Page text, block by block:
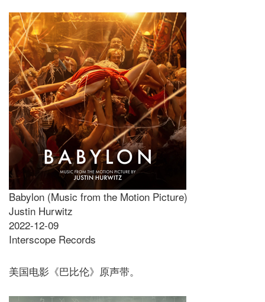
Babylon (Music from the Motion Picture)
Justin Hurwitz
2022-12-09
Interscope Records
美国电影《巴比伦》原声带。